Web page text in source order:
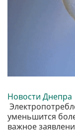
Новости Днепра
уменьшится
важное